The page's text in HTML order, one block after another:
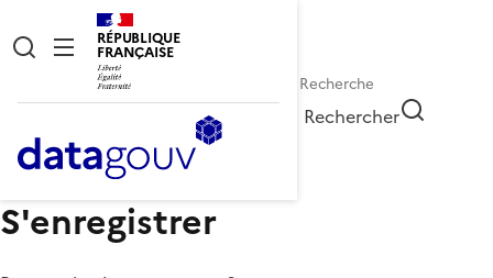
RÉPUBLIQUE
FRANÇAISE
Rechercher
S'enregistrer